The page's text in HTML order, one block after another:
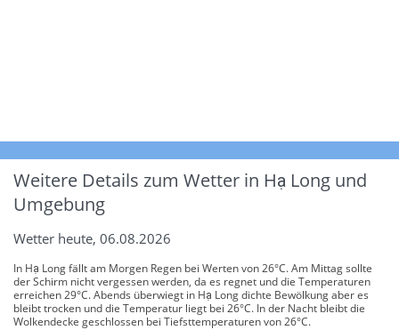
Weitere Details zum Wetter in Hạ Long und
Umgebung
Wetter heute, 06.08.2026
In Hạ Long fällt am Morgen Regen bei Werten von 26°C. Am Mittag sollte
der Schirm nicht vergessen werden, da es regnet und die Temperaturen
erreichen 29°C. Abends überwiegt in Hạ Long dichte Bewölkung aber es
bleibt trocken und die Temperatur liegt bei 26°C. In der Nacht bleibt die
Wolkendecke geschlossen bei Tiefsttemperaturen von 26°C.